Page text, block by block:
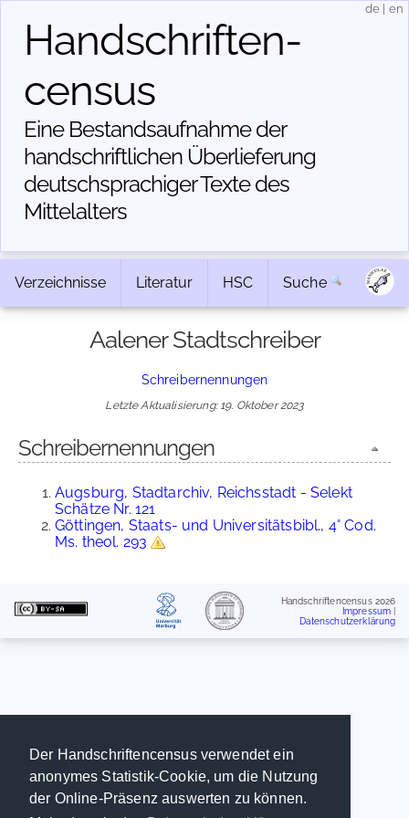
Der Handschriftencensus verwendet ein
anonymes Statistik-Cookie, um die Nutzung
der Online-Präsenz auswerten zu können.
Handschriften­
census
Eine Bestandsaufnahme der
handschriftlichen Über­lieferung
deutschsprachiger Texte des
Mittelalters
de en
Verzeichnisse Literatur HSC Suche
Aalener Stadtschreiber
Schreibernennungen
Letzte Aktualisierung: 19. Oktober 2023
Schreibernennungen
Augsburg, Stadtarchiv, Reichsstadt - Selekt
Schätze Nr. 121
Göttingen, Staats- und Universitätsbibl., 4° Cod.
Ms. theol. 293
Handschriftencensus 2026
Impressum
Datenschutzerklärung